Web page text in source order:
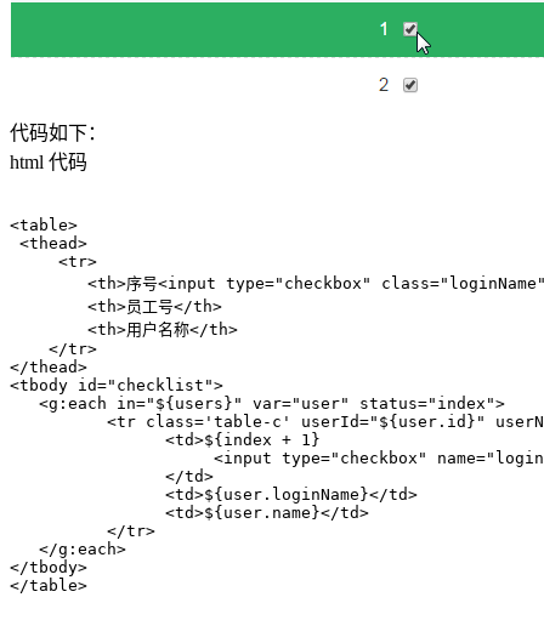
代码如下：
html 代码
<table>
<thead>
<tr>
<th>序号<input type="checkbox"
<th>员工号</th>
<th>用户名称</th>
</tr>
</thead>
<tbody id="checklist">
<g:each in="${users}" var="user" status="index">
<tr class='table-c' userId="${user.id}"
<td>${index + 1}
<input type="checkbox" name="loginName"
</td>
<td>${user.loginName}</td>
<td>${user.name}</td>
</tr>
</g:each>
</tbody>
</table>